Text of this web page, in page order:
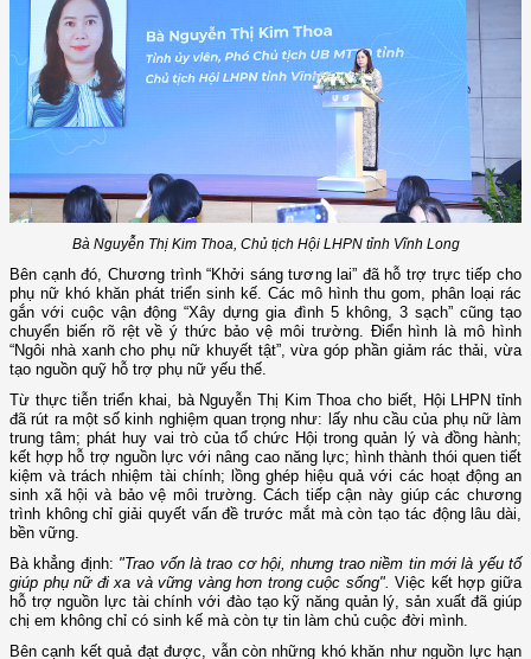
Bà Nguyễn Thị Kim Thoa, Chủ tịch Hội LHPN tỉnh Vĩnh Long
Bên cạnh đó, Chương trình “Khởi sáng tương lai” đã hỗ trợ trực tiếp cho
phụ nữ khó khăn phát triển sinh kế. Các mô hình thu gom, phân loại rác
gắn với cuộc vận động “Xây dựng gia đình 5 không, 3 sạch” cũng tạo
chuyển biến rõ rệt về ý thức bảo vệ môi trường. Điển hình là mô hình
“Ngôi nhà xanh cho phụ nữ khuyết tật”, vừa góp phần giảm rác thải, vừa
tạo nguồn quỹ hỗ trợ phụ nữ yếu thế.
Từ thực tiễn triển khai, bà Nguyễn Thị Kim Thoa cho biết, Hội LHPN tỉnh
đã rút ra một số kinh nghiệm quan trọng như: lấy nhu cầu của phụ nữ làm
trung tâm; phát huy vai trò của tổ chức Hội trong quản lý và đồng hành;
kết hợp hỗ trợ nguồn lực với nâng cao năng lực; hình thành thói quen tiết
kiệm và trách nhiệm tài chính; lồng ghép hiệu quả với các hoạt động an
sinh xã hội và bảo vệ môi trường. Cách tiếp cận này giúp các chương
trình không chỉ giải quyết vấn đề trước mắt mà còn tạo tác động lâu dài,
bền vững.
Bà khẳng định: "Trao vốn là trao cơ hội, nhưng trao niềm tin mới là yếu tố
giúp phụ nữ đi xa và vững vàng hơn trong cuộc sống". Việc kết hợp giữa
hỗ trợ nguồn lực tài chính với đào tạo kỹ năng quản lý, sản xuất đã giúp
chị em không chỉ có sinh kế mà còn tự tin làm chủ cuộc đời mình.
Bên cạnh kết quả đạt được, vẫn còn những khó khăn như nguồn lực hạn